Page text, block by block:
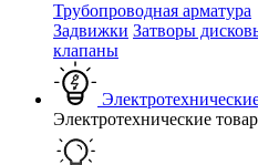
Трубопроводная арматура
Задвижки Затворы
клапаны
Электротехнические